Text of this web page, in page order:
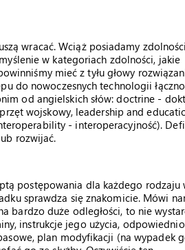
wracać. Wciąż posiadamy
w kategoriach zdolności, jakie
mieć z tyłu głowy
do nowoczesnych technologii
od angielskich słów: doctrine -
wojskowy, leadership and
- interoperacyjność).
rozwijać.
postępowania dla każdego rodzaju
sprawdza się znakomicie. Mówi
bardzo duże odległości, to nie
instrukcje jego użycia, odpowiednio
plan modyfikacji (na wypadek